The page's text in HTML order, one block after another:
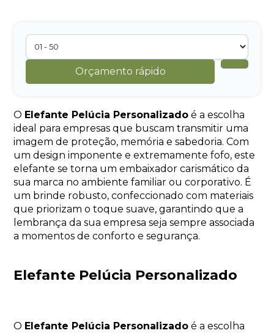
Orçamento rápido
O Elefante Pelúcia Personalizado é a escolha
ideal para empresas que buscam transmitir uma
imagem de proteção, memória e sabedoria. Com
um design imponente e extremamente fofo, este
elefante se torna um embaixador carismático da
sua marca no ambiente familiar ou corporativo. É
um brinde robusto, confeccionado com materiais
que priorizam o toque suave, garantindo que a
lembrança da sua empresa seja sempre associada
a momentos de conforto e segurança.
Elefante Pelúcia Personalizado
O Elefante Pelúcia Personalizado é a escolha